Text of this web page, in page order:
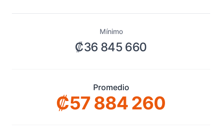
Mínimo
₡36 845 660
Promedio
₡57 884 260